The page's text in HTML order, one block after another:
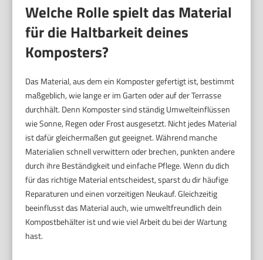
Welche Rolle spielt das Material
für die Haltbarkeit deines
Komposters?
Das Material, aus dem ein Komposter gefertigt ist, bestimmt
maßgeblich, wie lange er im Garten oder auf der Terrasse
durchhält. Denn Komposter sind ständig Umwelteinflüssen
wie Sonne, Regen oder Frost ausgesetzt. Nicht jedes Material
ist dafür gleichermaßen gut geeignet. Während manche
Materialien schnell verwittern oder brechen, punkten andere
durch ihre Beständigkeit und einfache Pflege. Wenn du dich
für das richtige Material entscheidest, sparst du dir häufige
Reparaturen und einen vorzeitigen Neukauf. Gleichzeitig
beeinflusst das Material auch, wie umweltfreundlich dein
Kompostbehälter ist und wie viel Arbeit du bei der Wartung
hast.